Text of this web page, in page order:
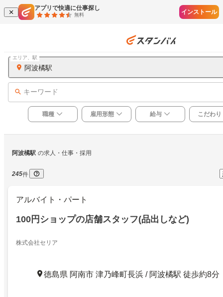
アプリで快適に仕事探し
無料 インストール
阿波橘駅
エリア、駅
キーワード
職種 雇用形態 給与 こだわり
阿波橘駅 の求人・仕事・採用
245件
アルバイト・パート
100円ショップの店舗スタッフ(品出しなど)
株式会社セリア
徳島県 阿南市 津乃峰町長浜 / 阿波橘駅 徒歩約8分